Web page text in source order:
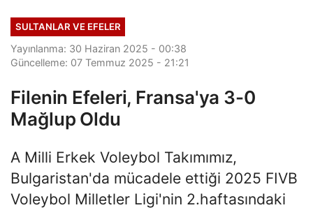
SULTANLAR VE EFELER
Yayınlanma: 30 Haziran 2025 - 00:38
Güncelleme: 07 Temmuz 2025 - 21:21
Filenin Efeleri, Fransa'ya 3-0
Mağlup Oldu
A Milli Erkek Voleybol Takımımız,
Bulgaristan'da mücadele ettiği 2025 FIVB
Voleybol Milletler Ligi'nin 2.haftasındaki